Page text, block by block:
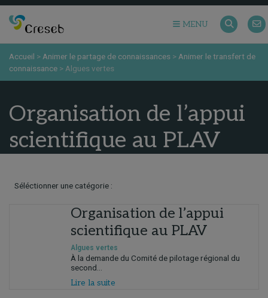
MENU
Accueil >Animer le partage de connaissances >Animer le transfert de
connaissance >Algues vertes
Organisation de l’appui
scientifique au PLAV
Séléctionner une catégorie :
Organisation de l’appui
scientifique au PLAV
Algues vertes
À la demande du Comité de pilotage régional du
second...
Lire la suite